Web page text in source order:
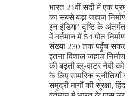
भारत 21वीं सदी में एक
का सबसे बड़ा जहाज
इन इंडिया’ दृष्टि के
में वर्तमान में 54 पोत
संख्या 230 तक पहुँच
इतना विशाल जहाज
की बढ़ती ब्लू-वाटर नेवी
के लिए सामरिक
समुद्री मार्गों की सुरक्षा,